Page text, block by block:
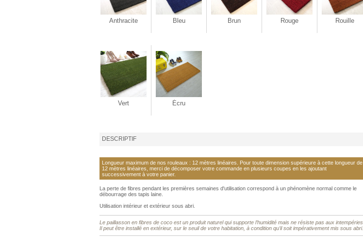
Anthracite Bleu Brun Rouge Rouille
Vert Écru
DESCRIPTIF
Longueur maximum de nos rouleaux : 12 mètres linéaires. Pour toute dimension supérieure à cette longueur de
12 mètres linéaires, merci de décomposer votre commande en plusieurs coupes en les ajoutant
successivement à votre panier.
La perte de fibres pendant les premières semaines d'utilisation correspond à un phénomène normal comme le
débourrage des tapis laine.
Utilisation intérieur et extérieur sous abri.
Le paillasson en fibres de coco est un produit naturel qui supporte l’humidité mais ne résiste pas aux intempéries.
Il peut être installé en extérieur, sur le seuil de votre habitation, à condition qu’il soit impérativement mis sous abri.